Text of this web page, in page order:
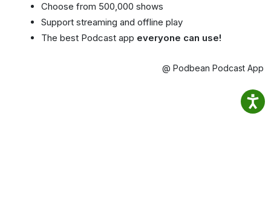
Choose from 500,000 shows
Support streaming and offline play
The best Podcast app everyone can use!
@ Podbean Podcast App